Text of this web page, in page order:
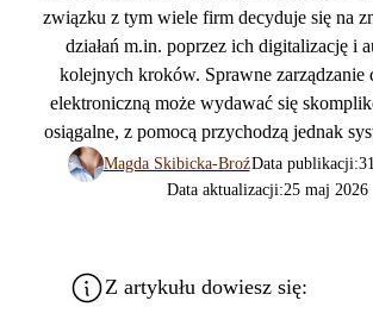
związku z tym wiele firm decyduje się na
działań m.in. poprzez ich digitalizację i
kolejnych kroków. Sprawne zarządzanie
elektroniczną może wydawać się
osiągalne, z pomocą przychodzą jednak
Magda Skibicka-BroźData publikacji:
Data aktualizacji:25 maj 2026
Z artykułu dowiesz się: